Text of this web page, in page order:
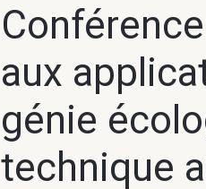
aux
génie
technique